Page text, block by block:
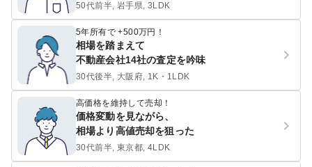
50代前半, 岩手県, 3LDK
5年所有で +500万円！
相場を踏まえて
不動産会社14社の査定を吟味
30代後半, 大阪府, 1K・1LDK
高価格を維持して売却！
価格変動を見ながら、
相場より高値売却を狙った
30代前半, 東京都, 4LDK